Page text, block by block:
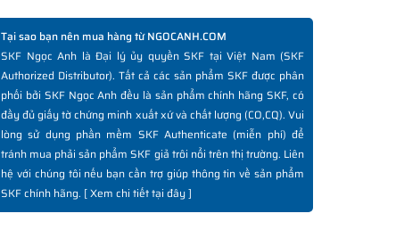
Tại sao bạn nên mua hàng từ NGOCANH.COM
SKF Ngọc Anh là Đại lý ủy quyền SKF tại Việt Nam (SKF
Authorized Distributor). Tất cả các sản phẩm SKF được phân
phối bởi SKF Ngọc Anh đều là sản phẩm chính hãng SKF, có
đầy đủ giấy tờ chứng minh xuất xứ và chất lượng (CO,CQ). Vui
lòng sử dụng phần mềm SKF Authenticate (miễn phí) để
tránh mua phải sản phẩm SKF giả trôi nổi trên thị trường. Liên
hệ với chúng tôi nếu bạn cần trợ giúp thông tin về sản phẩm
SKF chính hãng. [Xem chi tiết tại đây]